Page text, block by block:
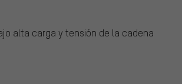
alta carga y tensión de la cadena